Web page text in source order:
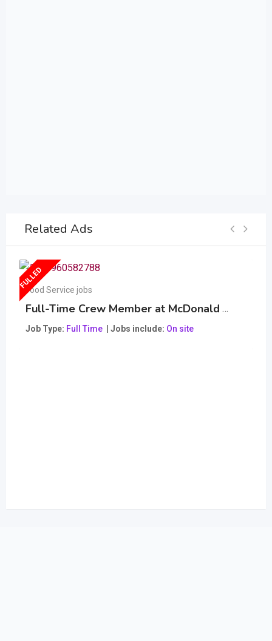
Related Ads
FULLED
Food Service jobs
Full-Time Crew Member at McDonald
Job Type Full Time Jobs include On site